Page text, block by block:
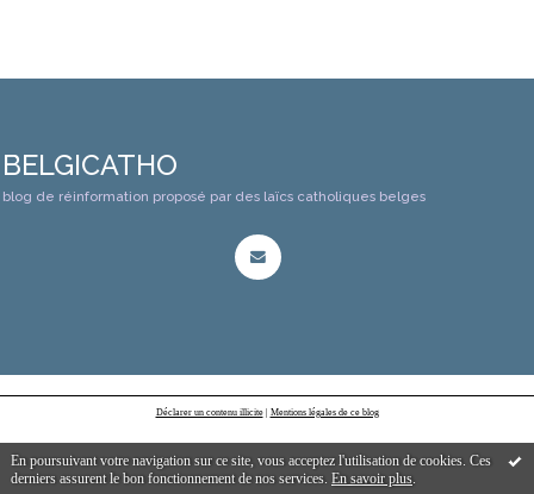
En poursuivant votre navigation sur ce site, vous acceptez l'utilisation de cookies. Ces
derniers assurent le bon fonctionnement de nos services. En savoir plus
BELGICATHO
blog de réinformation proposé par des laïcs catholiques belges
Déclarer un contenu illicite| Mentions légales de ce blog